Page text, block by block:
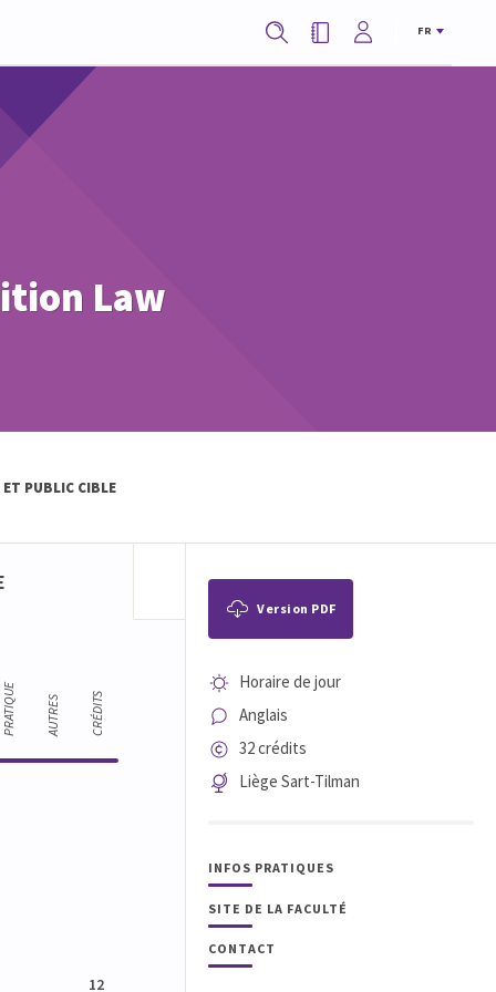
FR
Law
PUBLIC CIBLE
Version PDF
Horaire de jour
Anglais
32 crédits
Liège Sart-Tilman
INFOS PRATIQUES
SITE DE LA FACULTÉ
CONTACT
PRATIQUE AUTRES CRÉDITS
12